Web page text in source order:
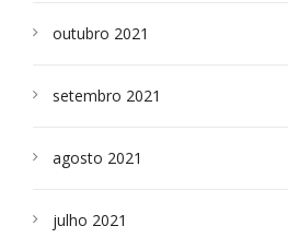
outubro 2021
setembro 2021
agosto 2021
julho 2021